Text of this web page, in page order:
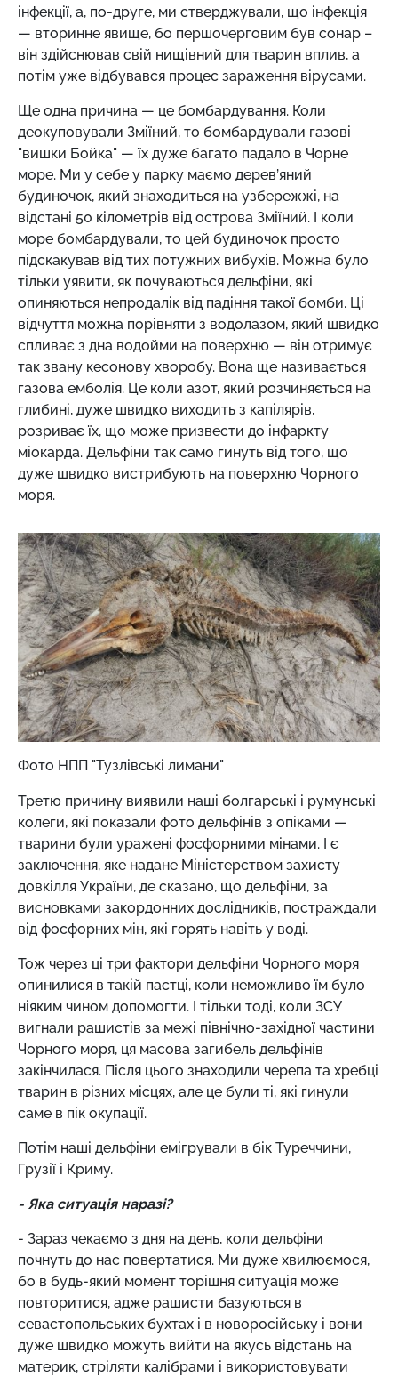
інфекції, а, по-друге, ми стверджували, що інфекція
— вторинне явище, бо першочерговим був сонар –
він здійснював свій нищівний для тварин вплив, а
потім уже відбувався процес зараження вірусами.
Ще одна причина — це бомбардування. Коли
деокуповували Зміїний, то бомбардували газові
"вишки Бойка" — їх дуже багато падало в Чорне
море. Ми у себе у парку маємо дерев’яний
будиночок, який знаходиться на узбережжі, на
відстані 50 кілометрів від острова Зміїний. І коли
море бомбардували, то цей будиночок просто
підскакував від тих потужних вибухів. Можна було
тільки уявити, як почуваються дельфіни, які
опиняються непродалік від падіння такої бомби. Ці
відчуття можна порівняти з водолазом, який швидко
спливає з дна водойми на поверхню — він отримує
так звану кесонову хворобу. Вона ще називається
газова емболія. Це коли азот, який розчиняється на
глибині, дуже швидко виходить з капілярів,
розриває їх, що може призвести до інфаркту
міокарда. Дельфіни так само гинуть від того, що
дуже швидко вистрибують на поверхню Чорного
моря.
Фото НПП "Тузлівські лимани"
Третю причину виявили наші болгарські і румунські
колеги, які показали фото дельфінів з опіками —
тварини були уражені фосфорними мінами. І є
заключення, яке надане Міністерством захисту
довкілля України, де сказано, що дельфіни, за
висновками закордонних дослідників, постраждали
від фосфорних мін, які горять навіть у воді.
Тож через ці три фактори дельфіни Чорного моря
опинилися в такій пастці, коли неможливо їм було
ніяким чином допомогти. І тільки тоді, коли ЗСУ
вигнали рашистів за межі північно-західної частини
Чорного моря, ця масова загибель дельфінів
закінчилася. Після цього знаходили черепа та хребці
тварин в різних місцях, але це були ті, які гинули
саме в пік окупації.
Потім наші дельфіни емігрували в бік Туреччини,
Грузії і Криму.
- Яка ситуація наразі?
- Зараз чекаємо з дня на день, коли дельфіни
почнуть до нас повертатися. Ми дуже хвилюємося,
бо в будь-який момент торішня ситуація може
повторитися, адже рашисти базуються в
севастопольських бухтах і в новоросійську і вони
дуже швидко можуть вийти на якусь відстань на
материк, стріляти калібрами і використовувати